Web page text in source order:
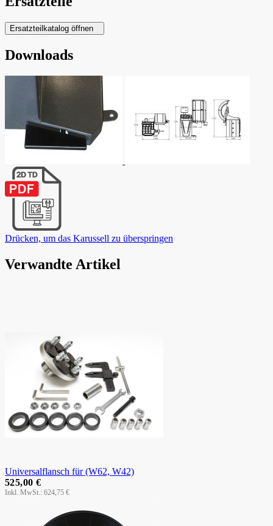
Ersatzteilkatalog öffnen
Downloads
Drücken, um das Karussell zu überspringen
Verwandte Artikel
Universalflansch für (W62, W42)
624,75 €
525,00 €